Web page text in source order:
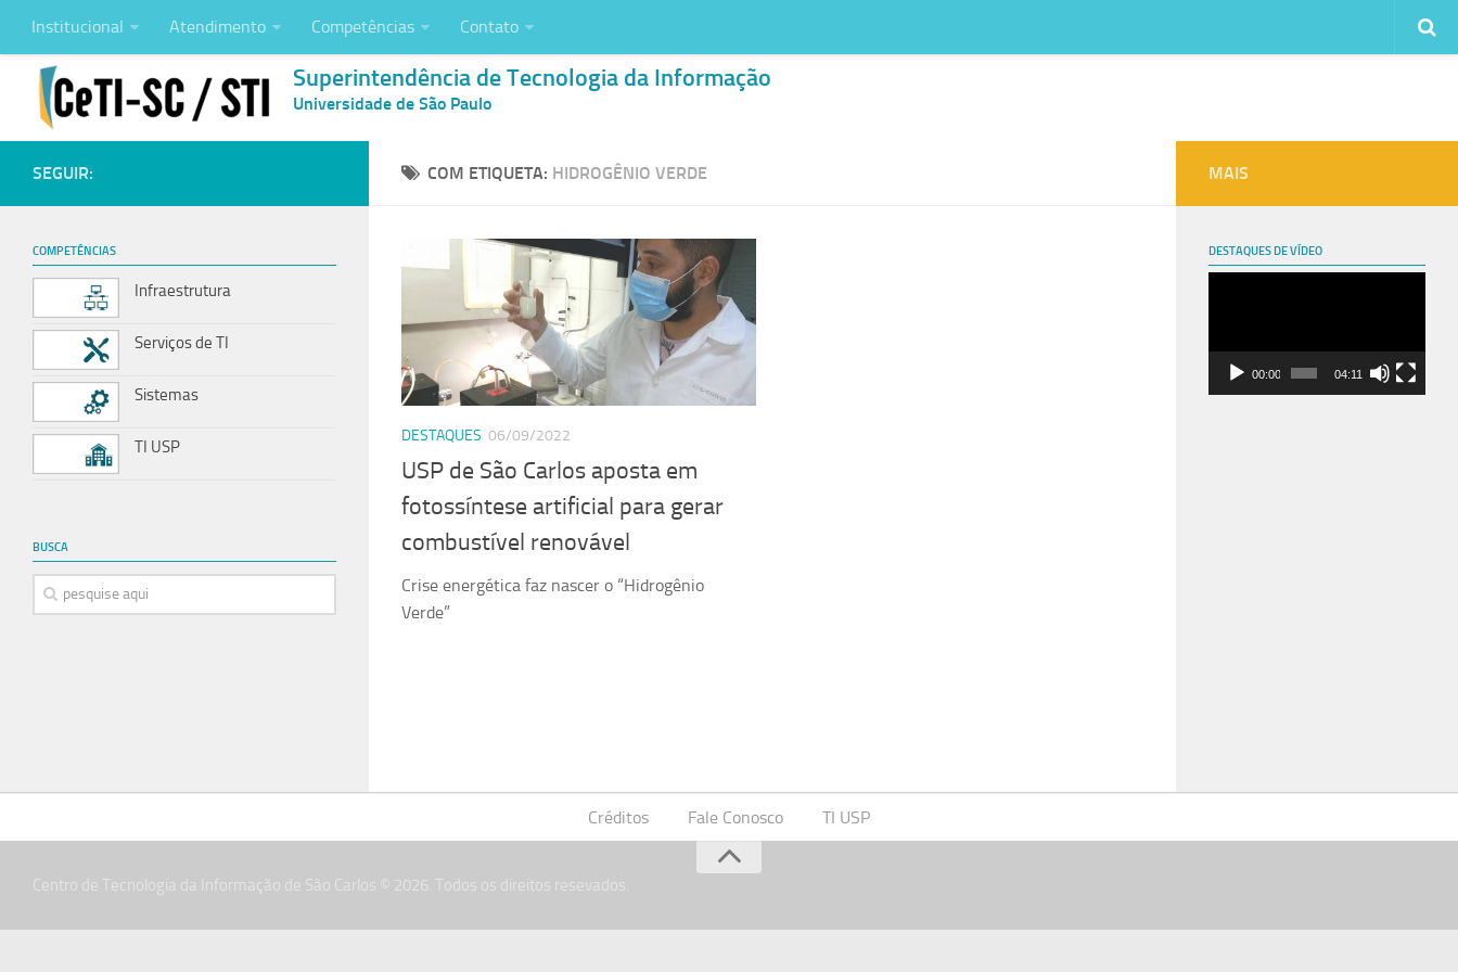
Institucional Atendimento Competências Contato
Superintendência de Tecnologia da Informação
Universidade de São Paulo
COM ETIQUETA: HIDROGÊNIO VERDE
DESTAQUES 06/09/2022
USP de São Carlos aposta em
fotossíntese artificial para gerar
combustível renovável
Crise energética faz nascer o “Hidrogênio
Verde”
SEGUIR:
COMPETÊNCIAS
Infraestrutura
Serviços de TI
Sistemas
TI USP
BUSCA
MAIS
DESTAQUES DE VÍDEO
00:00 04:11
Créditos Fale Conosco TI USP
Centro de Tecnologia da Informação de São Carlos © 2026. Todos os direitos resevados.